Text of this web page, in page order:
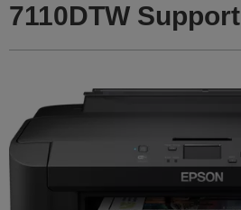
7110DTW Support